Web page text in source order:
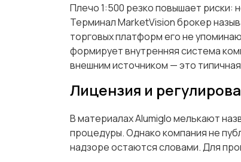
Плечо 1:500 резко повышает риски:
Терминал MarketVision брокер
торговых платформ его не
формирует внутренняя система
внешним источником — это
Лицензия и
В материалах Alumiglo мелькают
процедуры. Однако компания не
надзоре остаются словами. Для